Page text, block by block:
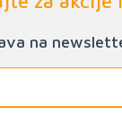
na